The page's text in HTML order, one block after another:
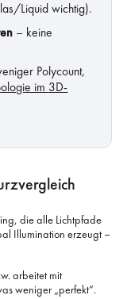
Liquid wichtig).
– keine
Polycount,
im 3D-
die alle Lichtpfade
Illumination erzeugt –
arbeitet mit
weniger „perfekt“.